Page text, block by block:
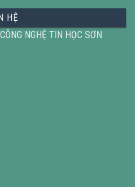
HỆ
NGHỆ TIN HỌC SƠN